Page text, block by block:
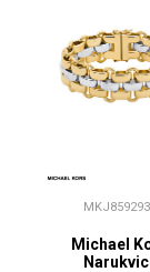
Michael